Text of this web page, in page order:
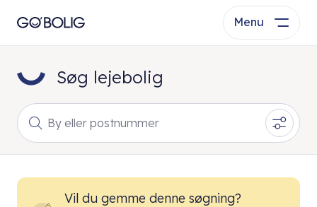
Menu
Søg lejebolig
By eller postnummer
Vil du gemme denne søgning?